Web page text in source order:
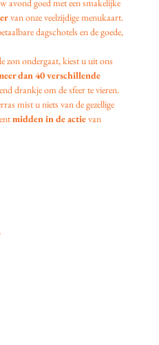
avond goed met een smakelijke
van onze veelzijdige menukaart.
dagschotels en de goede,
zon ondergaat, kiest u uit ons
dan 40 verschillende
drankje om de sfeer te vieren.
mist u niets van de gezellige
midden in de actie van